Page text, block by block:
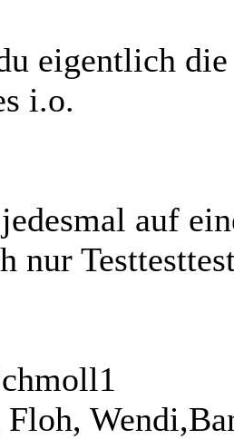
eigentlich
i.o.
auf
nur